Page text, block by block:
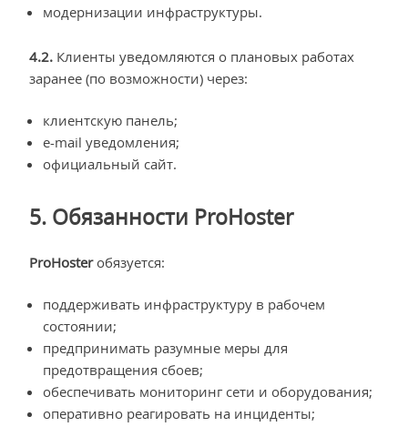
модернизации инфраструктуры.
4.2. Клиенты уведомляются о плановых работах
заранее (по возможности) через:
клиентскую панель;
e-mail уведомления;
официальный сайт.
5. Обязанности ProHoster
ProHosterобязуется:
поддерживать инфраструктуру в рабочем
состоянии;
предпринимать разумные меры для
предотвращения сбоев;
обеспечивать мониторинг сети и оборудования;
оперативно реагировать на инциденты;